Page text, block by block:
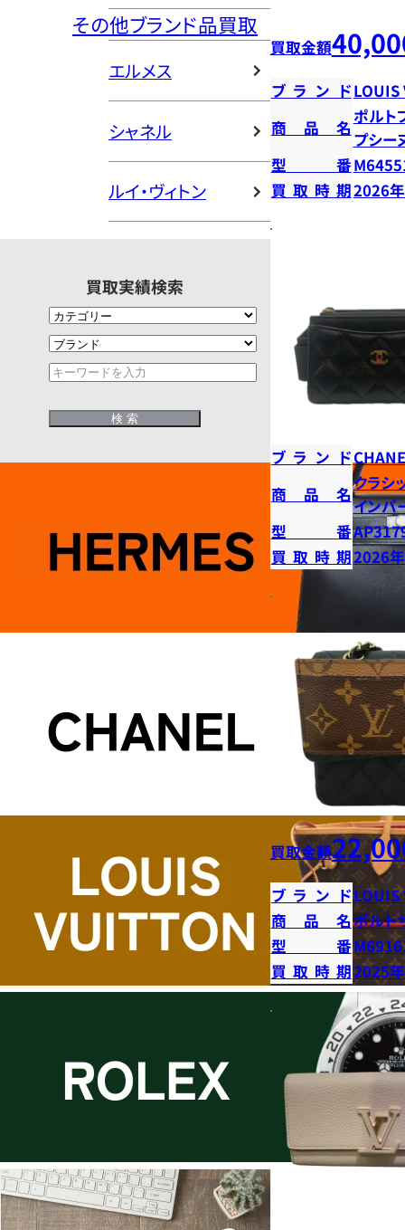
その他ブランド品買取
エルメス
シャネル
ルイ・ヴィトン
買取実績検索
買取金額
ブランドLOUIS
商品名
ポルト
プシー
型番
買取時期2026
ブランド
商品名
クラシ
インパ
型番
買取時期2026
買取金額
ブランドLOUIS
商品名ポルト
型番
買取時期2025